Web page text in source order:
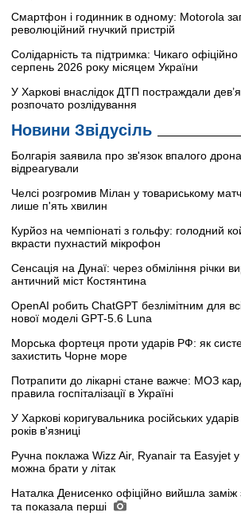
Смартфон і годинник в одному: Motorola
революційний гнучкий пристрій
Солідарність та підтримка: Чикаго
серпень 2026 року місяцем України
У Харкові внаслідок ДТП постраждали
розпочато розлідування
Новини Звідусіль
Болгарія заявила про зв'язок впалого
відреагували
Челсі розгромив Мілан у товариському
лише п'ять хвилин
Курйоз на чемпіонаті з гольфу: голодний
вкрасти пухнастий мікрофон
Сенсація на Дунаї: через обміління річки
античний міст Костянтина
OpenAI робить ChatGPT безлімітним для
нової моделі GPT-5.6 Luna
Морська фортеця проти ударів РФ: як
захистить Чорне море
Потрапити до лікарні стане важче: МОЗ
правила госпіталізації в Україні
У Харкові коригувальника російських
років в'язниці
Ручна поклажа Wizz Air, Ryanair та Easyjet
можна брати у літак
Наталка Денисенко офіційно вийшла
та показала перші